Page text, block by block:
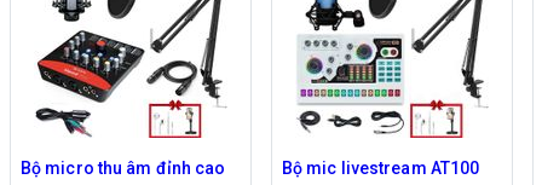
Bộ micro thu âm đỉnh cao
Bộ mic livestream AT100